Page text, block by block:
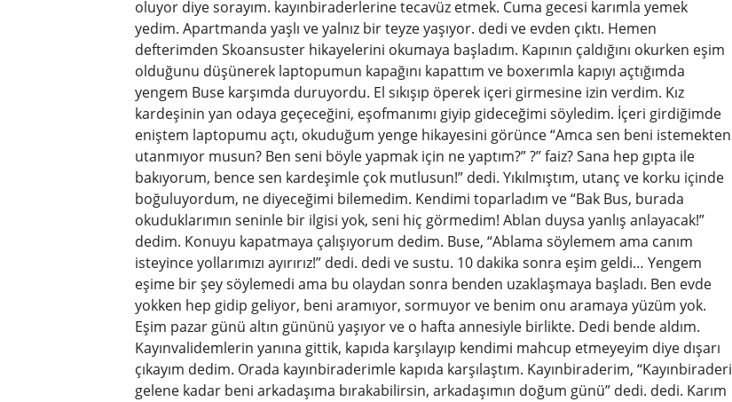
oluyor diye sorayım. kayınbiraderlerine tecavüz etmek. Cuma gecesi karımla yemek
yedim. Apartmanda yaşlı ve yalnız bir teyze yaşıyor. dedi ve evden çıktı. Hemen
defterimden Skoansuster hikayelerini okumaya başladım. Kapının çaldığını okurken eşim
olduğunu düşünerek laptopumun kapağını kapattım ve boxerımla kapıyı açtığımda
yengem Buse karşımda duruyordu. El sıkışıp öperek içeri girmesine izin verdim. Kız
kardeşinin yan odaya geçeceğini, eşofmanımı giyip gideceğimi söyledim. İçeri girdiğimde
eniştem laptopumu açtı, okuduğum yenge hikayesini görünce “Amca sen beni istemekten
utanmıyor musun? Ben seni böyle yapmak için ne yaptım?” ?” faiz? Sana hep gıpta ile
bakıyorum, bence sen kardeşimle çok mutlusun!” dedi. Yıkılmıştım, utanç ve korku içinde
boğuluyordum, ne diyeceğimi bilemedim. Kendimi toparladım ve “Bak Bus, burada
okuduklarımın seninle bir ilgisi yok, seni hiç görmedim! Ablan duysa yanlış anlayacak!”
dedim. Konuyu kapatmaya çalışıyorum dedim. Buse, “Ablama söylemem ama canım
isteyince yollarımızı ayırırız!” dedi. dedi ve sustu. 10 dakika sonra eşim geldi… Yengem
eşime bir şey söylemedi ama bu olaydan sonra benden uzaklaşmaya başladı. Ben evde
yokken hep gidip geliyor, beni aramıyor, sormuyor ve benim onu ​​aramaya yüzüm yok.
Eşim pazar günü altın gününü yaşıyor ve o hafta annesiyle birlikte. Dedi bende aldım.
Kayınvalidemlerin yanına gittik, kapıda karşılayıp kendimi mahcup etmeyeyim diye dışarı
çıkayım dedim. Orada kayınbiraderimle kapıda karşılaştım. Kayınbiraderim, “Kayınbiraderi
gelene kadar beni arkadaşıma bırakabilirsin, arkadaşımın doğum günü” dedi. dedi. Karım